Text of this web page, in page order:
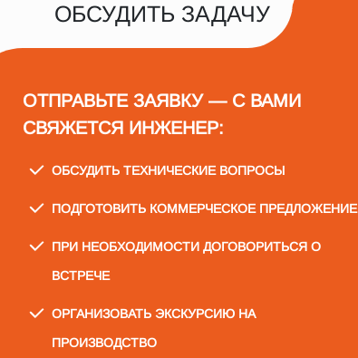
ОБСУДИТЬ ЗАДАЧУ
ОТПРАВЬТЕ ЗАЯВКУ — С ВАМИ
СВЯЖЕТСЯ ИНЖЕНЕР:
ОБСУДИТЬ ТЕХНИЧЕСКИЕ ВОПРОСЫ
ПОДГОТОВИТЬ КОММЕРЧЕСКОЕ ПРЕДЛОЖЕНИЕ
ПРИ НЕОБХОДИМОСТИ ДОГОВОРИТЬСЯ О
ВСТРЕЧЕ
ОРГАНИЗОВАТЬ ЭКСКУРСИЮ НА
ПРОИЗВОДСТВО